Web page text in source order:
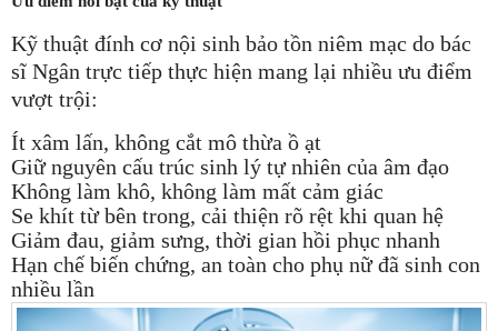
Kỹ thuật đính cơ nội sinh bảo tồn niêm mạc do bác
sĩ Ngân trực tiếp thực hiện mang lại nhiều ưu điểm
vượt trội:
Ít xâm lấn, không cắt mô thừa ồ ạt
Giữ nguyên cấu trúc sinh lý tự nhiên của âm đạo
Không làm khô, không làm mất cảm giác
Se khít từ bên trong, cải thiện rõ rệt khi quan hệ
Giảm đau, giảm sưng, thời gian hồi phục nhanh
Hạn chế biến chứng, an toàn cho phụ nữ đã sinh con
nhiều lần